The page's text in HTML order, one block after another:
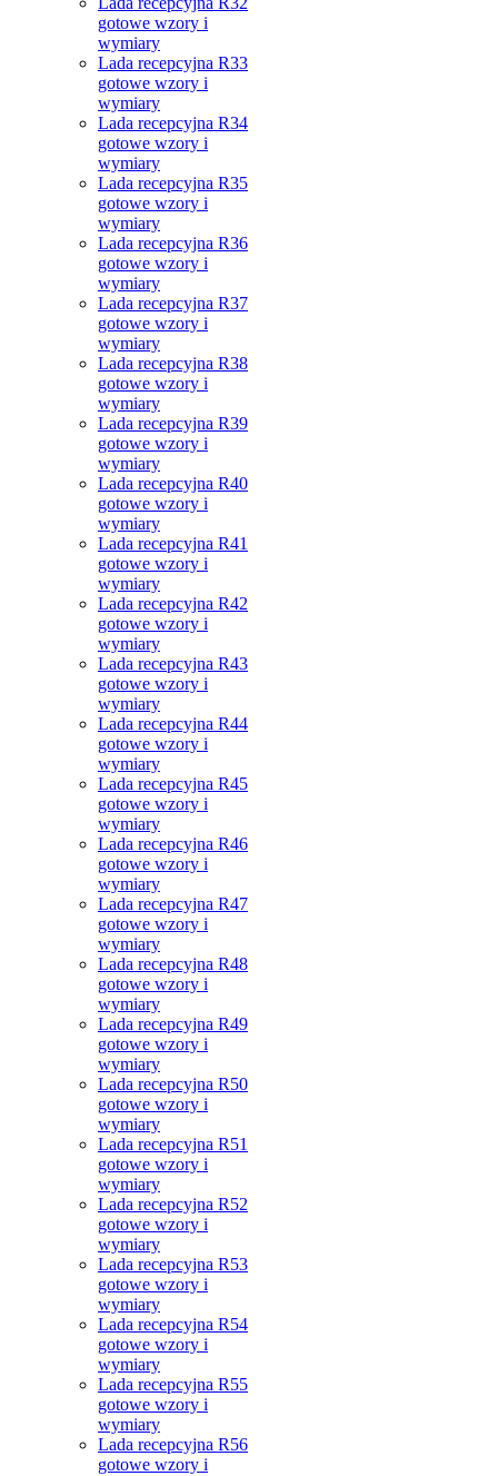
gotowe wzory i
wymiary
Lada recepcyjna R33
gotowe wzory i
wymiary
Lada recepcyjna R34
gotowe wzory i
wymiary
Lada recepcyjna R35
gotowe wzory i
wymiary
Lada recepcyjna R36
gotowe wzory i
wymiary
Lada recepcyjna R37
gotowe wzory i
wymiary
Lada recepcyjna R38
gotowe wzory i
wymiary
Lada recepcyjna R39
gotowe wzory i
wymiary
Lada recepcyjna R40
gotowe wzory i
wymiary
Lada recepcyjna R41
gotowe wzory i
wymiary
Lada recepcyjna R42
gotowe wzory i
wymiary
Lada recepcyjna R43
gotowe wzory i
wymiary
Lada recepcyjna R44
gotowe wzory i
wymiary
Lada recepcyjna R45
gotowe wzory i
wymiary
Lada recepcyjna R46
gotowe wzory i
wymiary
Lada recepcyjna R47
gotowe wzory i
wymiary
Lada recepcyjna R48
gotowe wzory i
wymiary
Lada recepcyjna R49
gotowe wzory i
wymiary
Lada recepcyjna R50
gotowe wzory i
wymiary
Lada recepcyjna R51
gotowe wzory i
wymiary
Lada recepcyjna R52
gotowe wzory i
wymiary
Lada recepcyjna R53
gotowe wzory i
wymiary
Lada recepcyjna R54
gotowe wzory i
wymiary
Lada recepcyjna R55
gotowe wzory i
wymiary
Lada recepcyjna R56
gotowe wzory i